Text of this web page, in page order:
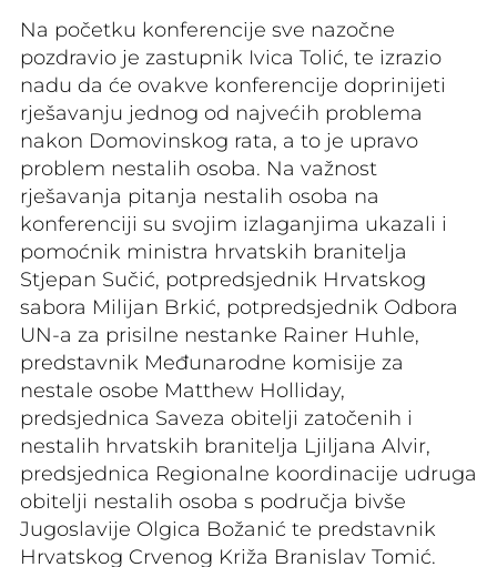
Na početku konferencije sve nazočne
pozdravio je zastupnik Ivica Tolić, te izrazio
nadu da će ovakve konferencije doprinijeti
rješavanju jednog od najvećih problema
nakon Domovinskog rata, a to je upravo
problem nestalih osoba. Na važnost
rješavanja pitanja nestalih osoba na
konferenciji su svojim izlaganjima ukazali i
pomoćnik ministra hrvatskih branitelja
Stjepan Sučić, potpredsjednik Hrvatskog
sabora Milijan Brkić, potpredsjednik Odbora
UN-a za prisilne nestanke Rainer Huhle,
predstavnik Međunarodne komisije za
nestale osobe Matthew Holliday,
predsjednica Saveza obitelji zatočenih i
nestalih hrvatskih branitelja Ljiljana Alvir,
predsjednica Regionalne koordinacije udruga
obitelji nestalih osoba s područja bivše
Jugoslavije Olgica Božanić te predstavnik
Hrvatskog Crvenog Križa Branislav Tomić.